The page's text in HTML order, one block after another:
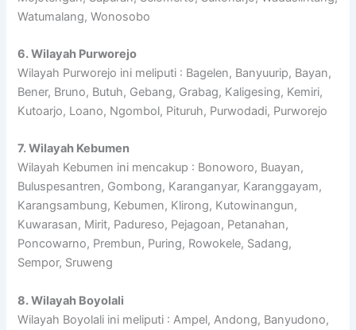
Watumalang, Wonosobo
6. Wilayah Purworejo
Wilayah Purworejo ini meliputi : Bagelen, Banyuurip, Bayan,
Bener, Bruno, Butuh, Gebang, Grabag, Kaligesing, Kemiri,
Kutoarjo, Loano, Ngombol, Pituruh, Purwodadi, Purworejo
7. Wilayah Kebumen
Wilayah Kebumen ini mencakup : Bonoworo, Buayan,
Buluspesantren, Gombong, Karanganyar, Karanggayam,
Karangsambung, Kebumen, Klirong, Kutowinangun,
Kuwarasan, Mirit, Padureso, Pejagoan, Petanahan,
Poncowarno, Prembun, Puring, Rowokele, Sadang,
Sempor, Sruweng
8. Wilayah Boyolali
Wilayah Boyolali ini meliputi : Ampel, Andong, Banyudono,